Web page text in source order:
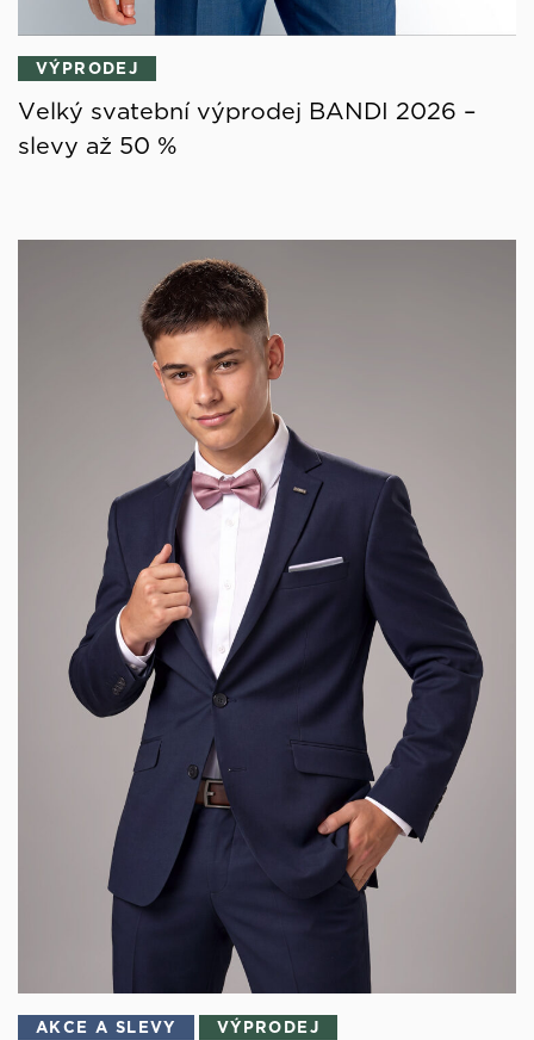
VÝPRODEJ
Velký svatební výprodej BANDI 2026 –
slevy až 50 %
AKCE A SLEVY VÝPRODEJ